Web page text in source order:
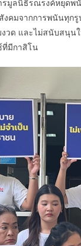
รมูลนิธิรณรงค์หยุด
งคมจากการพนันทุ
วด และไม่สนับสนุน
ที่มีกาสิโน